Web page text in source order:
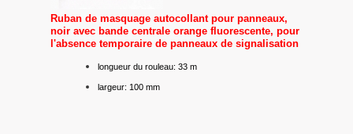
Ruban de masquage autocollant pour panneaux,
noir avec bande centrale orange fluorescente, pour
l'absence temporaire de panneaux de signalisation
longueur du rouleau: 33 m
largeur: 100 mm